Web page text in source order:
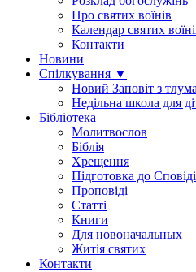
Про святих воїнів
Календар святих
Контакти
Новини
Спілкування ▼
Новий Заповіт з
Недільна школа для
Бібліотека
Молитвослов
Біблія
Хрещення
Підготовка до
Проповіді
Статті
Книги
Для новоначальных
Житія святих
Контакти